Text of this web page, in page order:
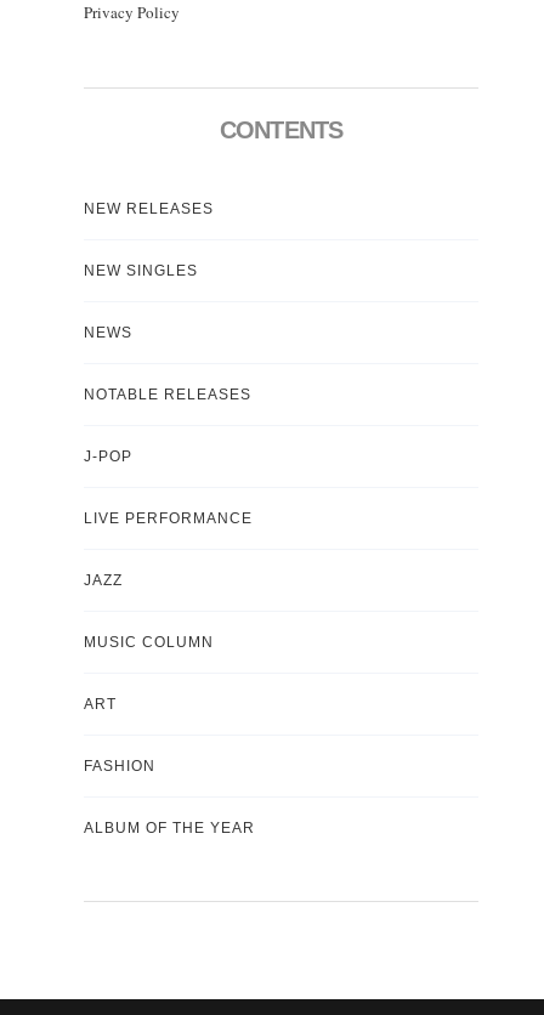
Privacy Policy
CONTENTS
NEW RELEASES
NEW SINGLES
NEWS
NOTABLE RELEASES
J-POP
LIVE PERFORMANCE
JAZZ
MUSIC COLUMN
ART
FASHION
ALBUM OF THE YEAR